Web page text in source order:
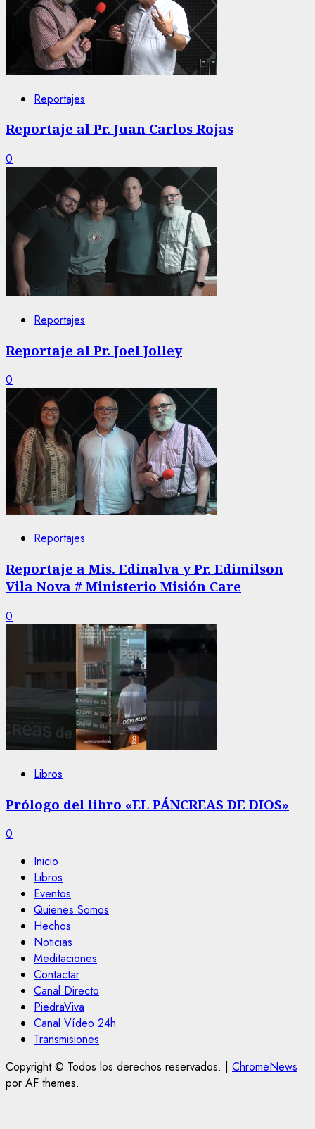
Reportajes
Reportaje al Pr. Juan Carlos Rojas
0
Reportajes
Reportaje al Pr. Joel Jolley
0
Reportajes
Reportaje a Mis. Edinalva y Pr. Edimilson
Vila Nova # Ministerio Misión Care
0
Libros
Prólogo del libro «EL PÁNCREAS DE DIOS»
0
Inicio
Libros
Eventos
Quienes Somos
Hechos
Noticias
Meditaciones
Contactar
Canal Directo
PiedraViva
Canal Vídeo 24h
Transmisiones
Copyright © Todos los derechos reservados. | ChromeNews
por AF themes.